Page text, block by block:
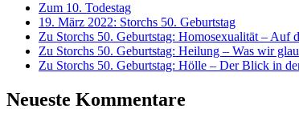
Zum 10. Todestag
19. März 2022: Storchs 50. Geburtstag
Zu Storchs 50. Geburtstag: Homosexualität – Auf
Zu Storchs 50. Geburtstag: Heilung – Was wir
Zu Storchs 50. Geburtstag: Hölle – Der Blick in
Neueste Kommentare